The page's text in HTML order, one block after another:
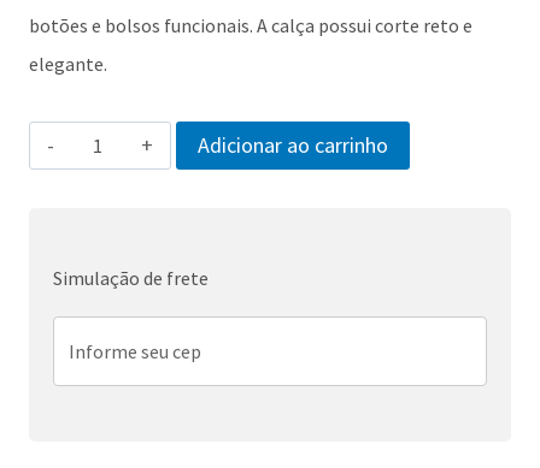
botões e bolsos funcionais. A calça possui corte reto e
elegante.
Terno
Adicionar ao carrinho
Simulação de frete